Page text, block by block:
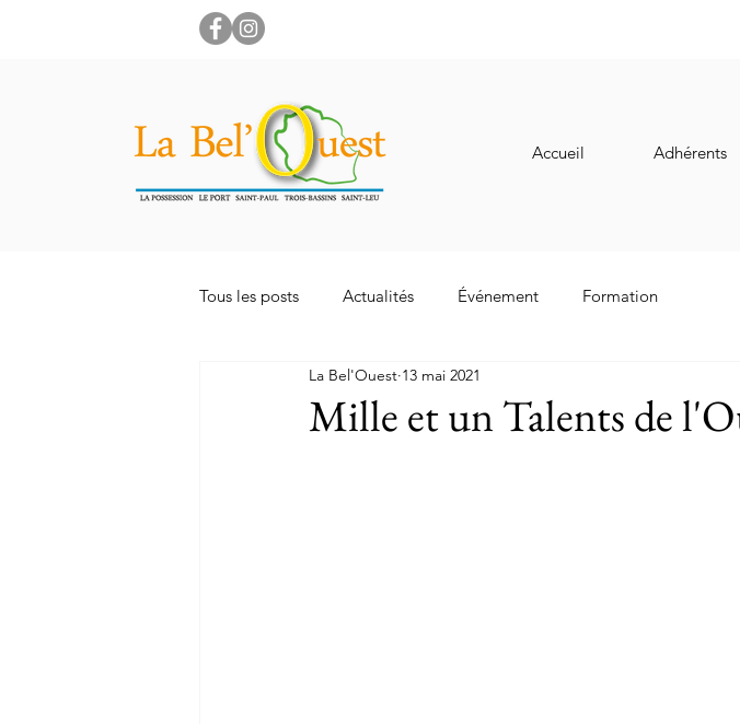
Accueil Adhérents
Tous les posts Actualités Événement Formation
Mille et un Talents de
La Bel'Ouest 13 mai 2021